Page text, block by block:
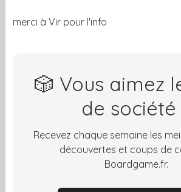
merci à Vir pour l'info
🎲 Vous aimez
de société
Recevez chaque semaine les
découvertes et coups de
Boardgame.fr.